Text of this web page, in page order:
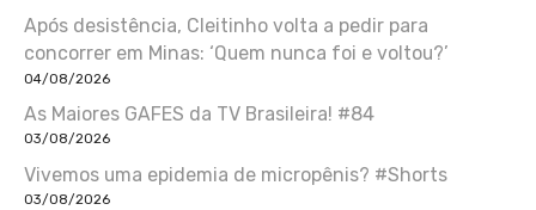
Após desistência, Cleitinho volta a pedir para
concorrer em Minas: ‘Quem nunca foi e voltou?’
04/08/2026
As Maiores GAFES da TV Brasileira! #84
03/08/2026
Vivemos uma epidemia de micropênis? #Shorts
03/08/2026